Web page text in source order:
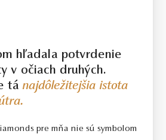
hľadala potvrdenie
v očiach druhých.
tánajdôležitejšia istota
pre mňa nie sú symbolom